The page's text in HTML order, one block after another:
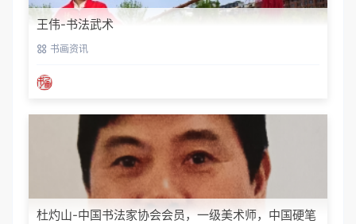
王伟-书法武术
书画资讯
杜灼山-中国书法家协会会员，一级美术师，中国硬笔